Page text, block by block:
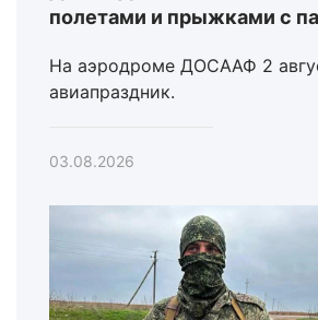
полетами и прыжками с
На аэродроме ДОСААФ 2
авиапраздник.
03.08.2026